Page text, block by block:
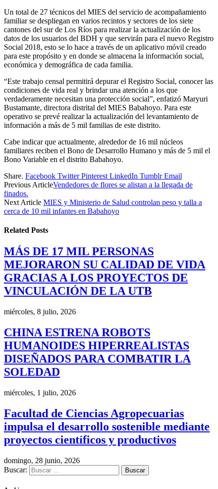
Un total de 27 técnicos del MIES del servicio de acompañamiento
familiar se despliegan en varios recintos y sectores de los siete
cantones del sur de Los Ríos para realizar la actualización de los
datos de los usuarios del BDH y que servirán para el nuevo Registro
Social 2018, esto se lo hace a través de un aplicativo móvil creado
para este propósito y en donde se almacena la información social,
económica y demográfica de cada familia.
“Este trabajo censal permitirá depurar el Registro Social, conocer las
condiciones de vida real y brindar una atención a los que
verdaderamente necesitan una protección social”, enfatizó Maryuri
Bustamante, directora distrital del MIES Babahoyo. Para este
operativo se prevé realizar la actualización del levantamiento de
información a más de 5 mil familias de este distrito.
Cabe indicar que actualmente, alrededor de 16 mil núcleos
familiares reciben el Bono de Desarrollo Humano y más de 5 mil el
Bono Variable en el distrito Babahoyo.
Share. Facebook Twitter Pinterest LinkedIn Tumblr Email
Previous ArticleVendedores de flores se alistan a la llegada de
finados.
Next Article MIES y Ministerio de Salud controlan peso y talla a
cerca de 10 mil infantes en Babahoyo
Related Posts
MÁS DE 17 MIL PERSONAS
MEJORARON SU CALIDAD DE VIDA
GRACIAS A LOS PROYECTOS DE
VINCULACIÓN DE LA UTB
miércoles, 8 julio, 2026
CHINA ESTRENA ROBOTS
HUMANOIDES HIPERREALISTAS
DISEÑADOS PARA COMBATIR LA
SOLEDAD
miércoles, 1 julio, 2026
Facultad de Ciencias Agropecuarias
impulsa el desarrollo sostenible mediante
proyectos científicos y productivos
domingo, 28 junio, 2026
Buscar: